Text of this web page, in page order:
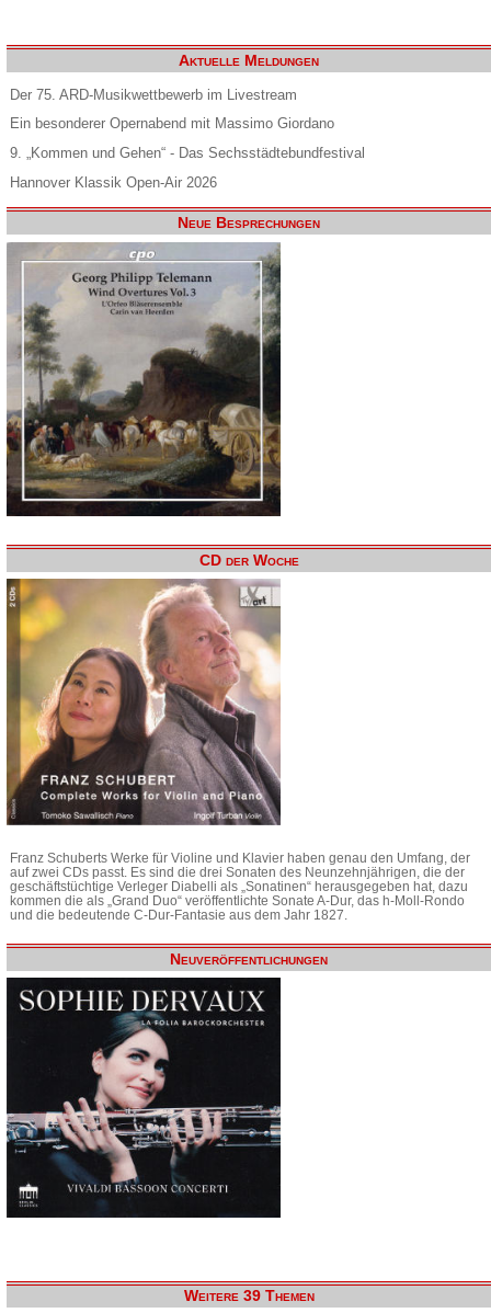
Aktuelle Meldungen
Der 75. ARD-Musikwettbewerb im Livestream
Ein besonderer Opernabend mit Massimo Giordano
9. „Kommen und Gehen“ - Das Sechsstädtebundfestival
Hannover Klassik Open-Air 2026
Neue Besprechungen
CD der Woche
Franz Schuberts Werke für Violine und Klavier haben genau den Umfang, der
auf zwei CDs passt. Es sind die drei Sonaten des Neunzehnjährigen, die der
geschäftstüchtige Verleger Diabelli als „Sonatinen“ herausgegeben hat, dazu
kommen die als „Grand Duo“ veröffentlichte Sonate A-Dur, das h-Moll-Rondo
und die bedeutende C-Dur-Fantasie aus dem Jahr 1827.
Neuveröffentlichungen
Weitere 39 Themen